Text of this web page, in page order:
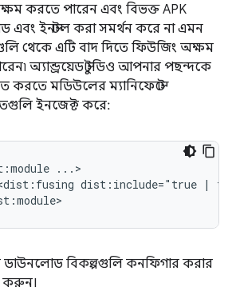
করতে পারেন এবং বিভক্ত APK
এবং ইনস্টল করা সমর্থন করে না এমন
থেকে এটি বাদ দিতে ফিউজিং অক্ষম
অ্যান্ড্রয়েড স্টুডিও আপনার পছন্দকে
করতে মডিউলের ম্যানিফেস্টে
ইনজেক্ট করে:
dist:include="true |
বিকল্পগুলি কনফিগার করার
করুন।